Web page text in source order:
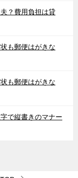
？費用負担は貸
も郵便はがきな
も郵便はがきな
で縦書きのマナー